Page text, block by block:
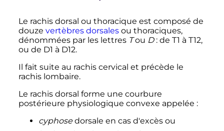
Le rachis dorsal ou thoracique est composé de
douze vertèbres dorsalesou thoraciques,
dénommées par les lettres Tou D : de T1 à T12,
ou de D1 à D12.
Il fait suite au rachis cervical et précède le
rachis lombaire.
Le rachis dorsal forme une courbure
postérieure physiologique convexe appelée :
cyphosedorsale en cas d'excès ou